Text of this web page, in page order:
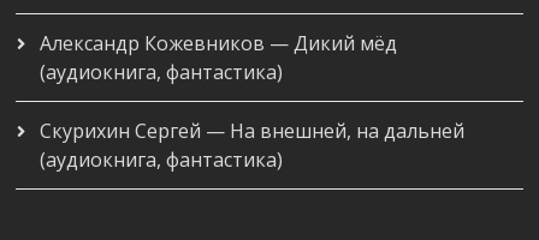
Александр Кожевников — Дикий мёд
(аудиокнига, фантастика)
Скурихин Сергей — На внешней, на дальней
(аудиокнига, фантастика)